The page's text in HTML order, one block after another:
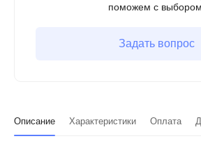
Описание Характеристики Оплата
поможем с
Задать вопрос